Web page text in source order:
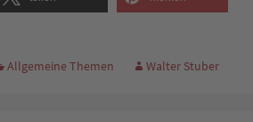
Allgemeine Themen Walter Stuber